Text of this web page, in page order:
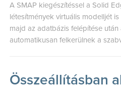
A SMAP kiegészítéssel a Solid
létesítmények virtuális modelljét
majd az adatbázis felépítése
automatikusan felkerülnek a
Összeállításban